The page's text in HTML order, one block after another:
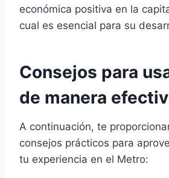
económica positiva en la
cual es esencial para su
Consejos para
de manera
A continuación, te
consejos prácticos para
tu experiencia en el Metro: